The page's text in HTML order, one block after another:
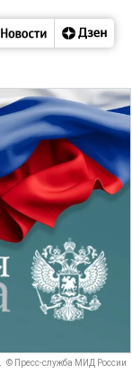
© Пресс-служба МИД России